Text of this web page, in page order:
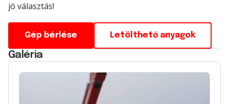
jó választás!
Gép bérlése Letölthető anyagok
Galéria